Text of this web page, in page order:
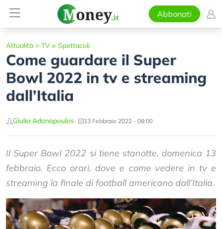
Abbonati
Attualità > TV e Spettacoli
Come guardare il Super
Bowl 2022 in tv e streaming
dall’Italia
Giulia Adonopoulos 13 Febbraio 2022 - 08:00
Il Super Bowl 2022 si tiene stanotte, domenica 13
febbraio. Ecco orari, dove e come vedere in tv e
streaming la finale di football americano dall’Italia.